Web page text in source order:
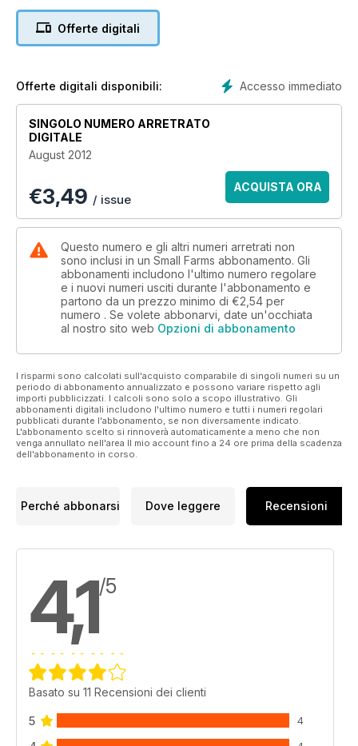
to tell if your chickens are healthy, Organic pig production,
Specialing in Huacaya alpaca, Forequarter butchering tips
Offerte digitali
Accesso immediato
Offerte digitali disponibili:
SINGOLO NUMERO ARRETRATO
DIGITALE
August 2012
€3,49 / issue
ACQUISTA ORA
Questo numero e gli altri numeri arretrati non
sono inclusi in un Small Farms abbonamento. Gli
abbonamenti includono l'ultimo numero regolare
e i nuovi numeri usciti durante l'abbonamento e
partono da un prezzo minimo di €2,54 per
numero . Se volete abbonarvi, date un'occhiata
al nostro sito web Opzioni di abbonamento
I risparmi sono calcolati sull'acquisto comparabile di singoli numeri su un
periodo di abbonamento annualizzato e possono variare rispetto agli
importi pubblicizzati. I calcoli sono solo a scopo illustrativo. Gli
abbonamenti digitali includono l'ultimo numero e tutti i numeri regolari
pubblicati durante l'abbonamento, se non diversamente indicato.
L'abbonamento scelto si rinnoverà automaticamente a meno che non
venga annullato nell'area Il mio account fino a 24 ore prima della scadenza
dell'abbonamento in corso.
Perché abbonarsi Dove leggere Recensioni
4,1/5
Basato su 11 Recensioni dei clienti
5 4